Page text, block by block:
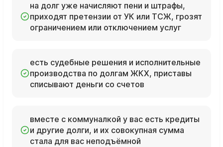
на долг уже начисляют пени и штрафы,
приходят претензии от УК или ТСЖ, грозят
ограничением или отключением услуг
есть судебные решения и исполнительные
производства по долгам ЖКХ, приставы
списывают деньги со счетов
вместе с коммуналкой у вас есть кредиты
и другие долги, и их совокупная сумма
стала для вас неподъёмной